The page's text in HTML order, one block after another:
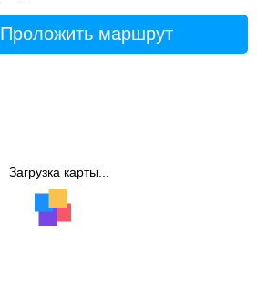
Проложить маршрут
Загрузка карты...